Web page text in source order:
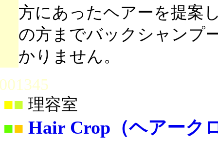
方にあったヘアーを提案
の方までバックシャンプ
かりません。
■ 理容室
■■ Hair Crop（ヘアーク